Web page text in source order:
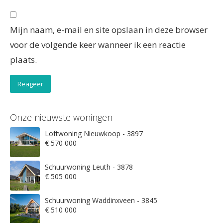
Mijn naam, e-mail en site opslaan in deze browser
voor de volgende keer wanneer ik een reactie
plaats.
Onze nieuwste woningen
Loftwoning Nieuwkoop - 3897
€ 570 000
Schuurwoning Leuth - 3878
€ 505 000
Schuurwoning Waddinxveen - 3845
€ 510 000